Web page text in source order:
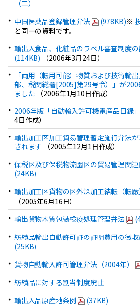
（二）
中国医薬品登録管理弁法
(978KB)※
と同一の資料です。
輸出入食品、化粧品のラベル審査制度
(114KB) （2006年3月24日）
「両用（転用可能）物質および技術輸
部、税関総署[2005]第29号令）」が
ました （2006年1月10日作成）
2006年版「自動輸入許可機電産品目録
4日作成）
輸出加工区加工貿易管理暫定施行弁法
されます （2005年12月1日作成）
保税区及び保税物流園区の貿易管理関
(24KB)
輸出加工区貨物の区外深加工結転（転
（2005年6月16日）
輸出貨物木質包装検疫処理管理弁法
紡績品輸出自動許可証の証明費用の徴
(25KB)
貨物自動輸入許可管理弁法（2004年）
紡績品に対する割当制度廃止
輸出入品原産地条例
(37KB)